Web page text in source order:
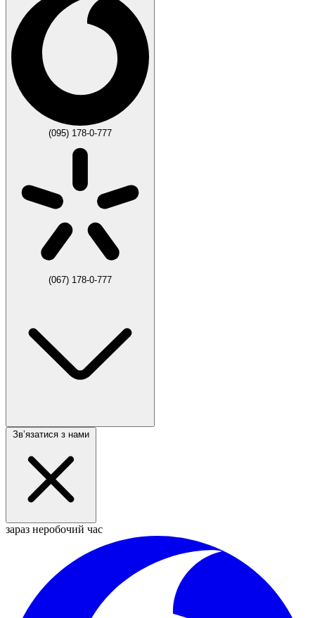
(095) 178-0-777
(067) 178-0-777
Звʼязатися з нами
зараз неробочий час